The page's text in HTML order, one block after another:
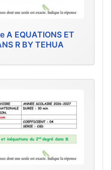
A EQUATIONS ET
R BY TEHUA